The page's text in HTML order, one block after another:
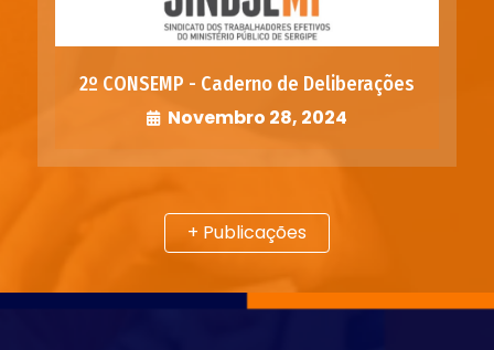
2º CONSEMP - Caderno de Deliberações
Novembro 28, 2024
+ Publicações